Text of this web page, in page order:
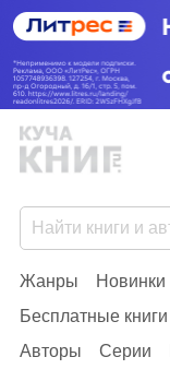
Жанры Новинки
Бесплатные книги
Авторы
Серии